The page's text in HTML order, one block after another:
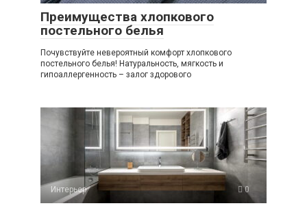
Преимущества хлопкового
постельного белья
Почувствуйте невероятный комфорт хлопкового
постельного белья! Натуральность, мягкость и
гипоаллергенность – залог здорового
Интерьер 0